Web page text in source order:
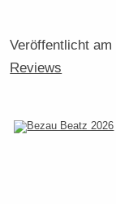
Veröffentlicht am
Reviews